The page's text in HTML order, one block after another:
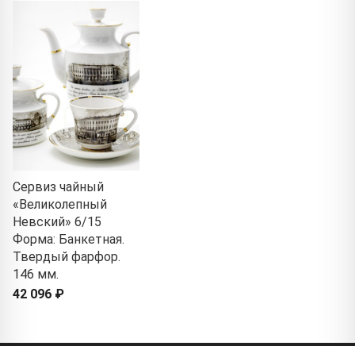
Сервиз чайный
«Великолепный
Невский» 6/15
Форма: Банкетная.
Твердый фарфор.
146 мм.
42 096 ₽